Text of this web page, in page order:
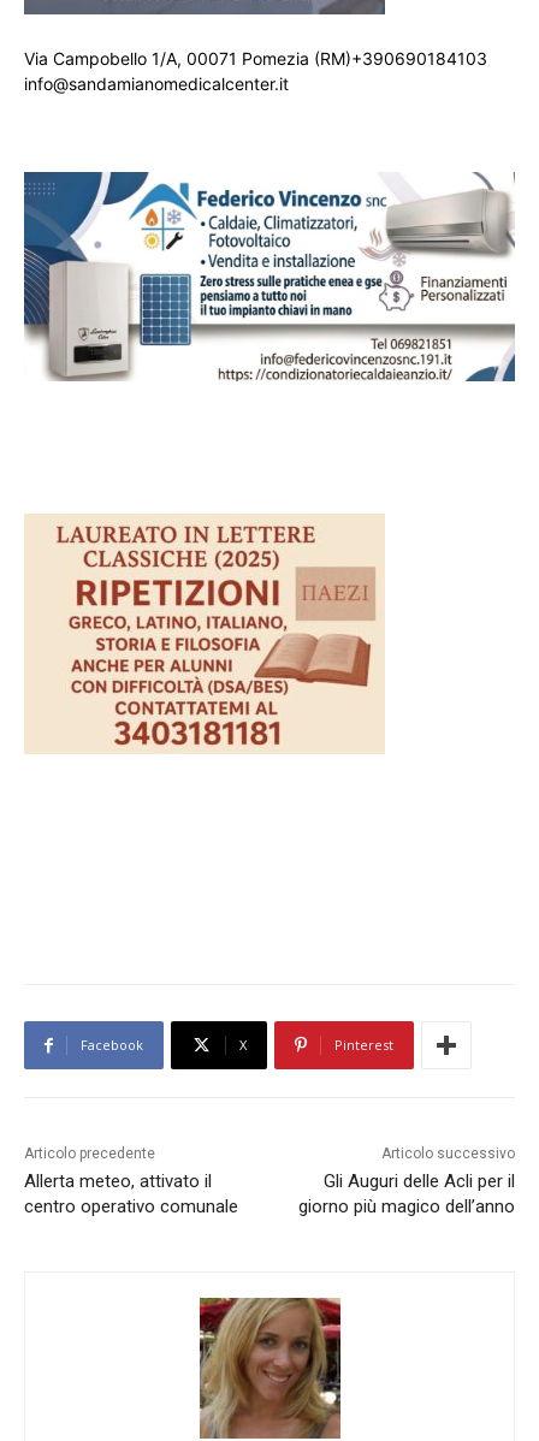
Via Campobello 1/A, 00071 Pomezia (RM)+390690184103
info@sandamianomedicalcenter.it
Facebook X Pinterest
Articolo precedente
Allerta meteo, attivato il
centro operativo comunale
Articolo successivo
Gli Auguri delle Acli per il
giorno più magico dell’anno